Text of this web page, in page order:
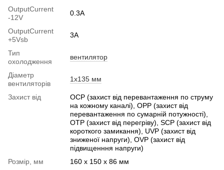
OutputСurrent
-12V
0.3А
OutputСurrent
+5Vsb
3А
Тип
охолодження
вентилятор
Діаметр
вентиляторів
1x135 мм
Захист від
OCP (захист від перевантаження по струму
на кожному каналі), OPP (захист від
перевантаження по сумарній потужності),
OTP (захист від перегріву), SCP (захист від
короткого замикання), UVP (захист від
зниженої напруги), OVP (захист від
підвищенння напруги)
Розмір, мм
160 x 150 x 86 мм